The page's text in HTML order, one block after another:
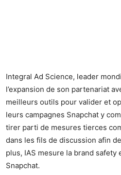
Integral Ad Science, leader
l’expansion de son partenariat
meilleurs outils pour valider et
leurs campagnes Snapchat y
tirer parti de mesures tierces
dans les fils de discussion afin
plus, IAS mesure la brand
Snapchat.